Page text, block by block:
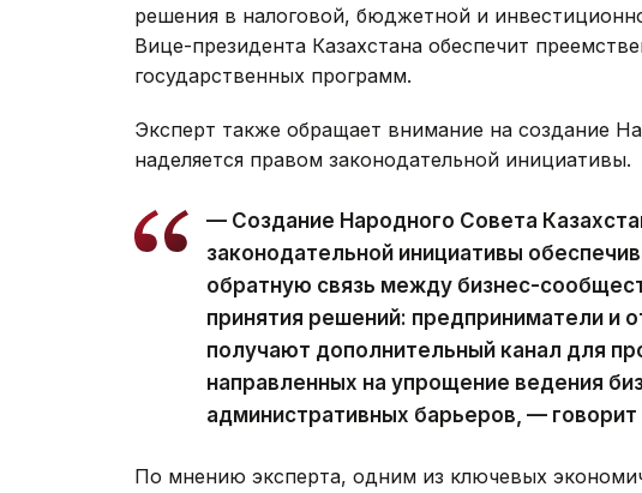
решения в налоговой, бюджетной и
Вице-президента Казахстана обеспечит
государственных программ.
Эксперт также обращает внимание на создание
наделяется правом законодательной инициативы.
— Создание Народного Совета
законодательной инициативы
обратную связь между бизнес-
принятия решений: предприниматели и
получают дополнительный канал для
направленных на упрощение ведения
административных барьеров, — говорит
По мнению эксперта, одним из ключевых